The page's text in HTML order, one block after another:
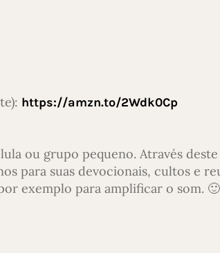
https://amzn.to/2Wdk0Cp
ou grupo pequeno. Através
para suas devocionais, cultos e
exemplo para amplificar o som. 🙂